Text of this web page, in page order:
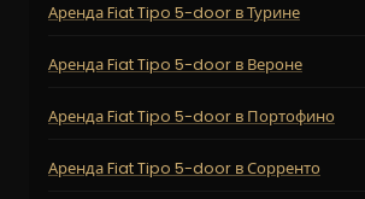
Аренда Fiat Tipo 5-door в Турине
Аренда Fiat Tipo 5-door в Вероне
Аренда Fiat Tipo 5-door в Портофино
Аренда Fiat Tipo 5-door в Сорренто